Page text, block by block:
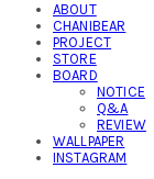
ABOUT
CHANIBEAR
PROJECT
STORE
BOARD
NOTICE
Q&A
REVIEW
WALLPAPER
INSTAGRAM